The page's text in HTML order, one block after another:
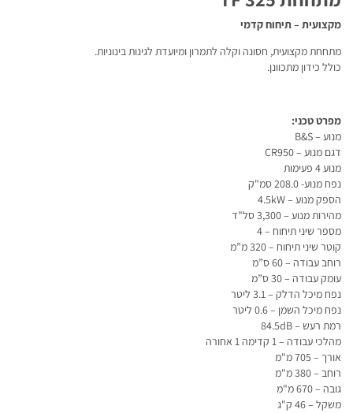
מקצועית – תיחוח קדמי
מתחחת מקצועית, חסונה וקלה לתמרון ומיועדת לגינות בינוניות.
כולל כידון מתכוונן.
מפרט טכני:
מנוע – B&S
דגם מנוע – CR950
מנוע 4 פעימות
נפח מנוע- 208.0 סמ"ק
הספק מנוע – 4.5kW
מהירות מנוע – 3,300 סל"ד
מספר שיני תיחוח – 4
קוטר שיני תיחוח – 320 מ”מ
רוחב עבודה – 60 ס”מ
עומק עבודה – 30 ס”מ
נפח מיכל הדלק – 3.1 ליטר
נפח מיכל השמן – 0.6 ליטר
רמת רעש – 84.5dB
מהלכי עבודה – 1 קדימה 1 אחורה
אורך – 705 מ"מ
רוחב – 380 מ"מ
גובה – 670 מ"מ
משקל – 46 ק"ג